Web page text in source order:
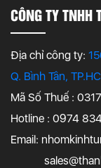
CÔNG TY TNHH
Địa chỉ công ty:
Q. Bình Tân,
Mã Số Thuế :
Hotline : 0974
Email: